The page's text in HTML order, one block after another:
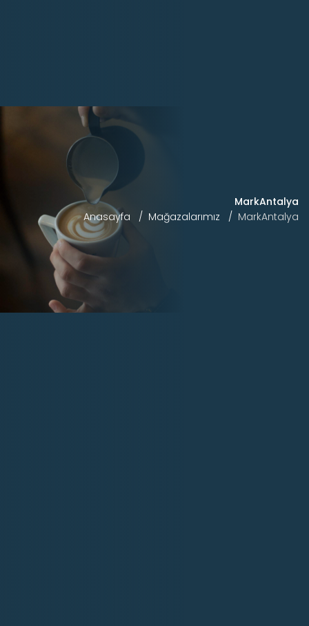
MarkAntalya
Anasayfa
Mağazalarımız MarkAntalya